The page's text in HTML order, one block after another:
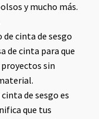
y mucho más.
de cinta de sesgo
de cinta para que
sin
de sesgo es
que tus